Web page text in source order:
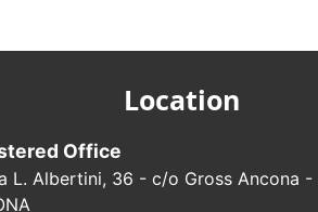
Location
Office
L. Albertini, 36 - c/o Gross Ancona -